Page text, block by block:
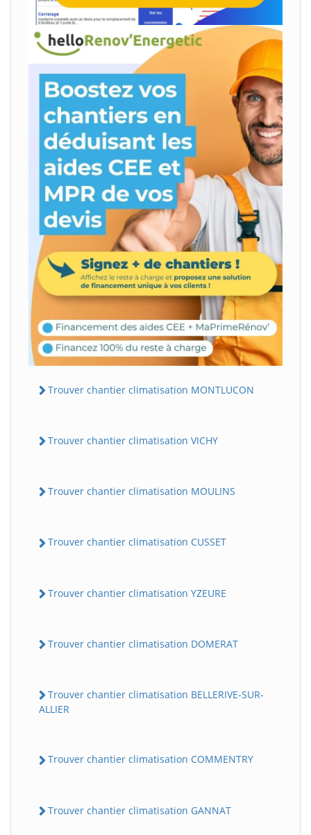
Trouver chantier climatisation MONTLUCON
Trouver chantier climatisation VICHY
Trouver chantier climatisation MOULINS
Trouver chantier climatisation CUSSET
Trouver chantier climatisation YZEURE
Trouver chantier climatisation DOMERAT
Trouver chantier climatisation BELLERIVE-SUR-
ALLIER
Trouver chantier climatisation COMMENTRY
Trouver chantier climatisation GANNAT